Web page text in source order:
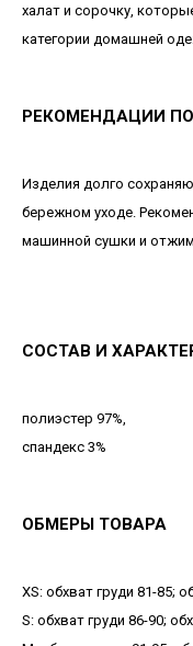
халат и сорочку,
категории домашней
РЕКОМЕНДАЦИИ
Изделия долго
бережном уходе.
машинной сушки и
СОСТАВ И
полиэстер 97%,
спандекс 3%
ОБМЕРЫ ТОВАРА
XS: обхват груди 81-85;
S: обхват груди 86-90;